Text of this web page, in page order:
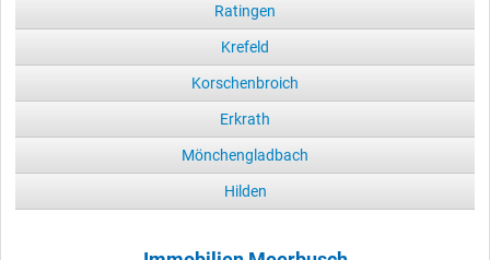
Ratingen
Krefeld
Korschenbroich
Erkrath
Mönchengladbach
Hilden